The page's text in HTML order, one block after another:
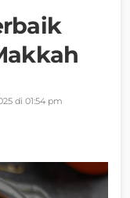
di 01:54 pm